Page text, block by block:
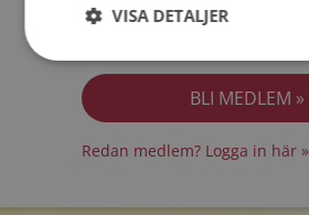
Jag accepterarMedlemsvillkoren
Redan medlem? Logga in här »
VISA DETALJER